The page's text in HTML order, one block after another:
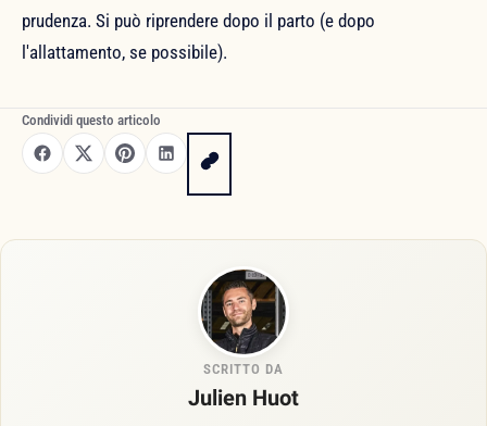
prudenza. Si può riprendere dopo il parto (e dopo
l'allattamento, se possibile).
Condividi questo articolo
SCRITTO DA
Julien Huot